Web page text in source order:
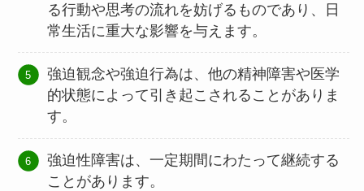
る行動や思考の流れを妨げるものであり、日
常生活に重大な影響を与えます。
強迫観念や強迫行為は、他の精神障害や医学
的状態によって引き起こされることがありま
す。
強迫性障害は、一定期間にわたって継続する
ことがあります。